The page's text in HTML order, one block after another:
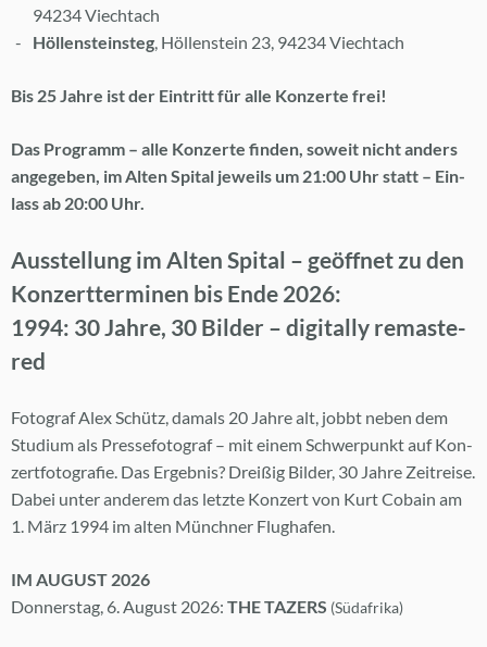
94234 Viecht­ach
Höl­len­stein­steg, Höl­len­stein 23, 94234 Viecht­ach
Bis 25 Jah­re ist der Ein­tritt für alle Kon­zer­te frei!
Das Pro­gramm – alle Kon­zer­te fin­den, so­weit nicht an­ders
an­ge­ge­ben, im Al­ten Spi­tal je­weils um 21:00 Uhr statt – Ein­
lass ab 20:00 Uhr.
Aus­stel­lung im Al­ten Spi­tal – ge­öff­net zu den
Kon­zert­ter­mi­nen bis Ende 2026:
1994: 30 Jah­re, 30 Bil­der – di­gi­tal­ly re­mas­te­
red
Fo­to­graf Alex Schütz, da­mals 20 Jah­re alt, jobbt ne­ben dem
Stu­di­um als Pres­se­fo­to­graf – mit ei­nem Schwer­punkt auf Kon­
zert­fo­to­gra­fie. Das Er­geb­nis? Drei­ßig Bil­der, 30 Jah­re Zeit­rei­se.
Da­bei un­ter an­de­rem das letz­te Kon­zert von Kurt Co­bain am
1. März 1994 im al­ten Münch­ner Flug­ha­fen.
IM AU­GUST 2026
Don­ners­tag, 6. Au­gust 2026: THE TA­ZERS (Süd­afri­ka)